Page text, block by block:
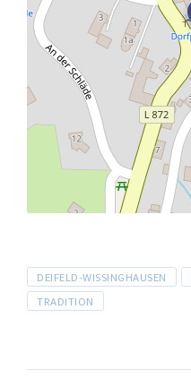
Tags
DEIFELD-WISSINGHAUSEN
TRADITION